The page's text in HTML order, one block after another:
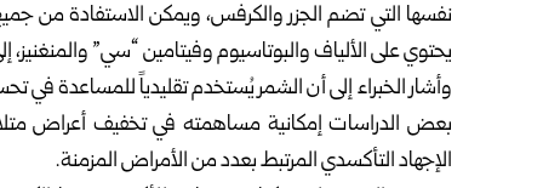
نفسها التي تضم الجزر والكرفس، ويمكن الاستفادة من
يحتوي على الألياف والبوتاسيوم وفيتامين “سي”
وأشار الخبراء إلى أن الشمر يُستخدم تقليدياً للمساعدة في
بعض الدراسات إمكانية مساهمته في تخفيف أعراض
الإجهاد التأكسدي المرتبط بعدد من الأمراض المزمنة.